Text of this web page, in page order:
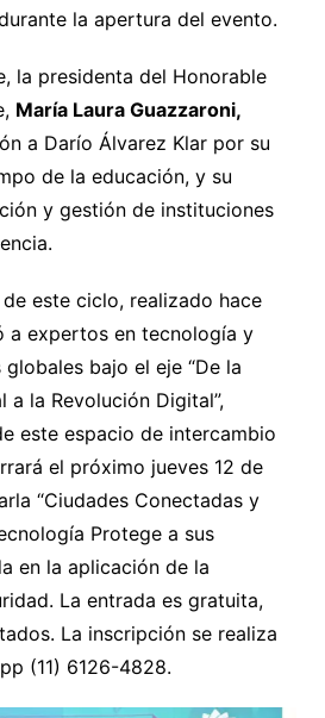
la apertura del evento.
la presidenta del Honorable
María Laura Guazzaroni,
a Darío Álvarez Klar por su
de la educación, y su
y gestión de instituciones
este ciclo, realizado hace
a expertos en tecnología y
bajo el eje “De la
a la Revolución Digital”,
este espacio de intercambio
el próximo jueves 12 de
“Ciudades Conectadas y
Protege a sus
en la aplicación de la
La entrada es gratuita,
La inscripción se realiza
(11) 6126-4828.